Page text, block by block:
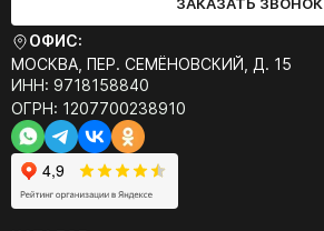
ЗАКАЗАТЬ ЗВОНОК
ОФИС:
МОСКВА, ПЕР. СЕМЁНОВСКИЙ, Д. 15
ИНН: 9718158840
ОГРН: 1207700238910